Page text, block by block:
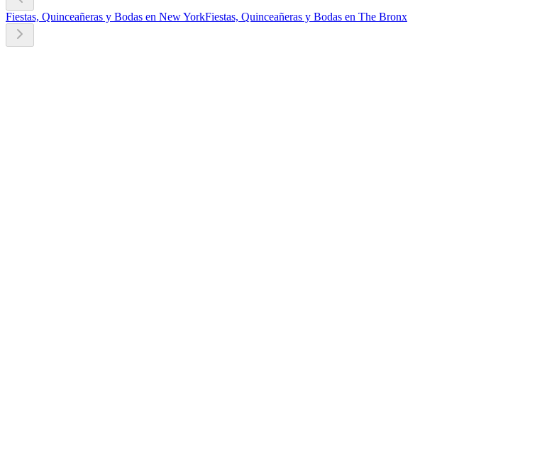
Fiestas, Quinceañeras y Bodas en New YorkFiestas, Quinceañeras y Bodas en The Bronx